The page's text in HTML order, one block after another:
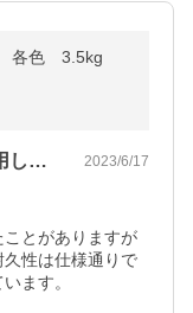
各色 3.5kg
配送も早く丁寧でした。前にも使用したこ… 2023/6/17
とがありますが
久性は仕様通りで
ます。